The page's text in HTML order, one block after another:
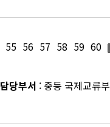
55 56 57 58 59 60
담당부서 : 중등 국제교류부